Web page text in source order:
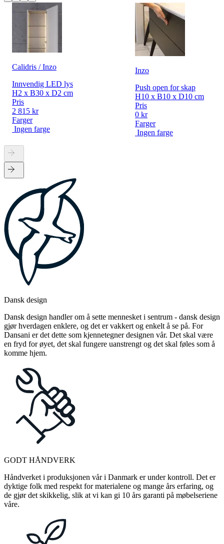
Calidris / Inzo
Innvendig LED lys
H2 x B30 x D2 cm
Pris
2 815 kr
Farger
Ingen farge
Inzo
Push open for skap
H10 x B10 x D10 cm
Pris
0 kr
Farger
Ingen farge
Dansk design
Dansk design handler om å sette mennesket i sentrum - dansk design
gjør hverdagen enklere, og det er vakkert og enkelt å se på. For
Dansani er det dette som kjennetegner designen vår. Det skal være
en fryd for øyet, det skal fungere uanstrengt og det skal føles som å
komme hjem.
GODT HÅNDVERK
Håndverket i produksjonen vår i Danmark er under kontroll. Det er
dyktige folk med respekt for materialene og mange års erfaring, og
de gjør det skikkelig, slik at vi kan gi 10 års garanti på møbelseriene
våre.